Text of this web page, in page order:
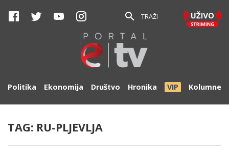
TRAŽI
Politika Ekonomija Društvo Hronika VIP Kolumne
TAG: RU-PLJEVLJA